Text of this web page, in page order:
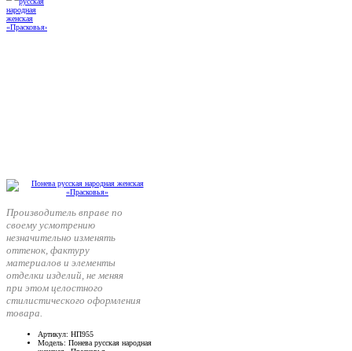
Производитель вправе по
своему усмотрению
незначительно изменять
оттенок, фактуру
материалов и элементы
отделки изделий, не меняя
при этом целостного
стилистического оформления
товара.
Артикул: НП955
Модель: Понева русская народная